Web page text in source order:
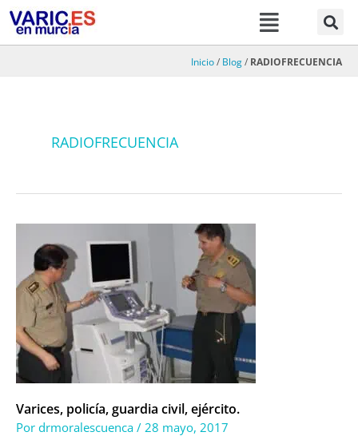
Menú
Inicio/ Blog/ RADIOFRECUENCIA
RADIOFRECUENCIA
Varices, policía, guardia civil, ejército.
Por drmoralescuenca / 28 mayo, 2017
policía,
guardia
civil,
ejército.